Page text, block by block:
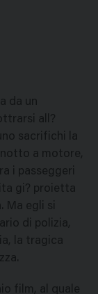
da un
all?
sacrifichi la
a motore,
i passeggeri
gi? proietta
Ma egli si
di polizia,
la tragica
film, al quale